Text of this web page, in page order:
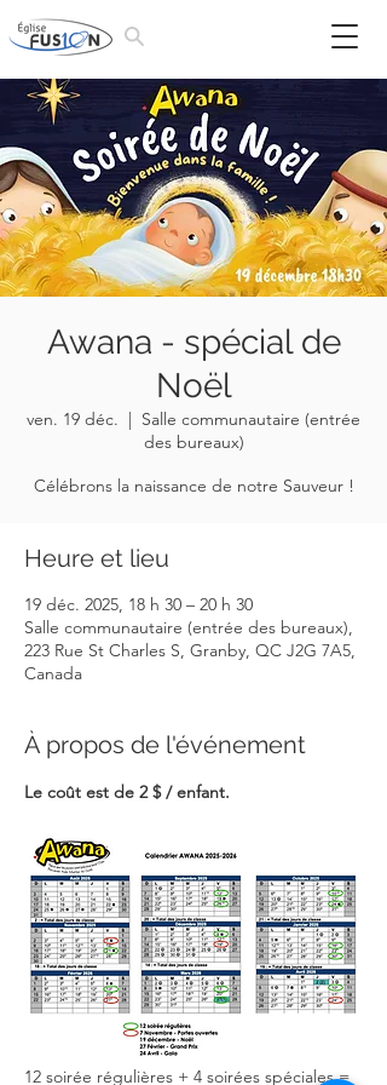
Awana - spécial de
Noël
ven. 19 déc.
  |
Salle communautaire (entrée
des bureaux)
Célébrons la naissance de notre Sauveur !
Heure et lieu
19 déc. 2025, 18 h 30 – 20 h 30
Salle communautaire (entrée des bureaux),
223 Rue St Charles S, Granby, QC J2G 7A5,
Canada
À propos de l'événement
Le coût est de 2 $ / enfant.
12 soirée régulières + 4 soirées spéciales =